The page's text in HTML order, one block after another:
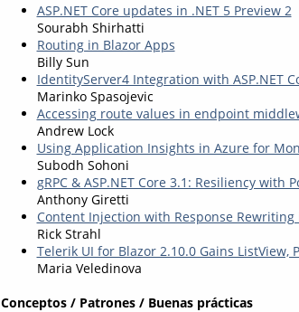
ASP.NET Core updates in .NET 5 Preview 2
Sourabh Shirhatti
Routing in Blazor Apps
Billy Sun
IdentityServer4 Integration with ASP.NET
Marinko Spasojevic
Accessing route values in endpoint
Andrew Lock
Using Application Insights in Azure for
Subodh Sohoni
gRPC & ASP.NET Core 3.1: Resiliency with
Anthony Giretti
Content Injection with Response Rewriting
Rick Strahl
Telerik UI for Blazor 2.10.0 Gains ListView,
Maria Veledinova
Conceptos / Patrones / Buenas prácticas